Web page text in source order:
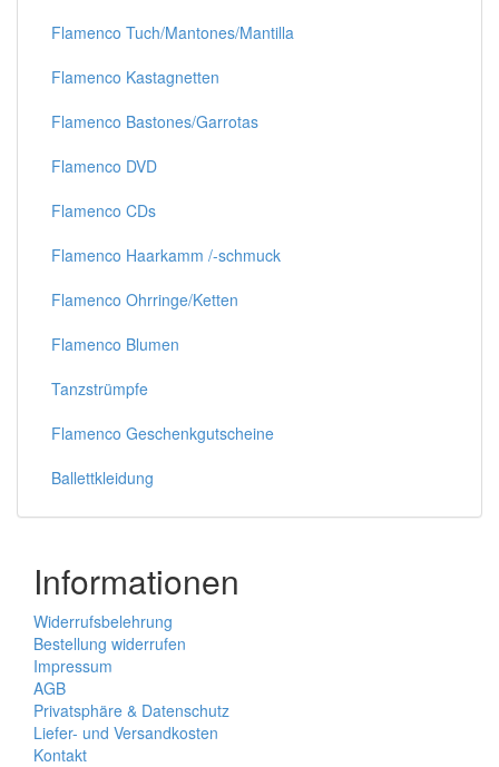
Flamenco Tuch/Mantones/Mantilla
Flamenco Kastagnetten
Flamenco Bastones/Garrotas
Flamenco DVD
Flamenco CDs
Flamenco Haarkamm /-schmuck
Flamenco Ohrringe/Ketten
Flamenco Blumen
Tanzstrümpfe
Flamenco Geschenkgutscheine
Ballettkleidung
Informationen
Widerrufsbelehrung
Bestellung widerrufen
Impressum
AGB
Privatsphäre & Datenschutz
Liefer- und Versandkosten
Kontakt